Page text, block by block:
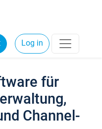
Log in
für
Channel-